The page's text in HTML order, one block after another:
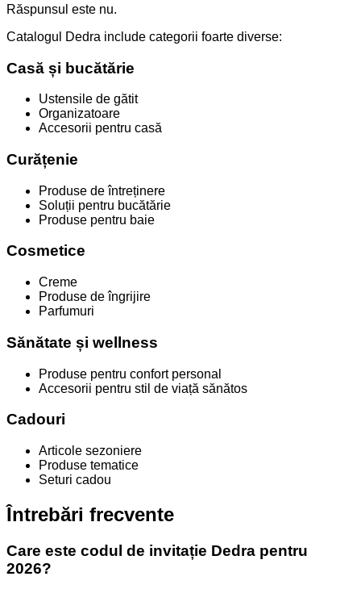
Răspunsul este nu.
Catalogul Dedra include categorii foarte diverse:
Casă și bucătărie
Ustensile de gătit
Organizatoare
Accesorii pentru casă
Curățenie
Produse de întreținere
Soluții pentru bucătărie
Produse pentru baie
Cosmetice
Creme
Produse de îngrijire
Parfumuri
Sănătate și wellness
Produse pentru confort personal
Accesorii pentru stil de viață sănătos
Cadouri
Articole sezoniere
Produse tematice
Seturi cadou
Întrebări frecvente
Care este codul de invitație Dedra pentru
2026?